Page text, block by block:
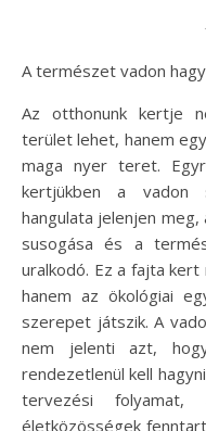
A természet vadon
Az otthonunk kertje
terület lehet, hanem
maga nyer teret.
kertjükben a vadon
hangulata jelenjen
susogása és a
uralkodó. Ez a fajta
hanem az ökológiai
szerepet játszik. A
nem jelenti azt,
rendezetlenül kell
tervezési
életközösségek